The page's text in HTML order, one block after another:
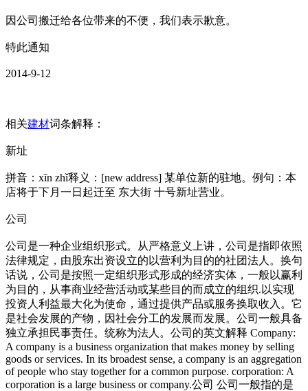
因公司搬迁给各位带来的不便，我们表示歉意。
特此通知
2014-9-12
相关建材词条解释：
新址
拼音：xīn zhǐ释义：[new address] 某单位新的驻地。例句：本
店将于下月一日起迁至 东大街 十号新址营业。
公司
公司是一种企业组织形式。从严格意义上讲，公司是指即依照
法律规定，由股东出资设立的以营利为目的的社团法人。换句
话说，公司是按照一定组织形式形成的经济实体，一般以赢利
为目的，从事商业经营活动或某些目的而成立的组织.以实现
投资人利益最大化为使命，通过提供产品或服务换取收入。它
是社会发展的产物，因社会分工的发展而发展。公司一般具备
独立承担民事责任。统称为法人。公司的英文解释 Company:
A company is a business organization that makes money by selling
goods or services. In its broadest sense, a company is an aggregation
of people who stay together for a common purpose. corporation: A
corporation is a large business or company.公司 公司一般指的是